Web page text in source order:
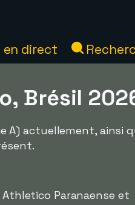
en direct
Brésil
A) actuellement, ainsi
Athletico Paranaense et